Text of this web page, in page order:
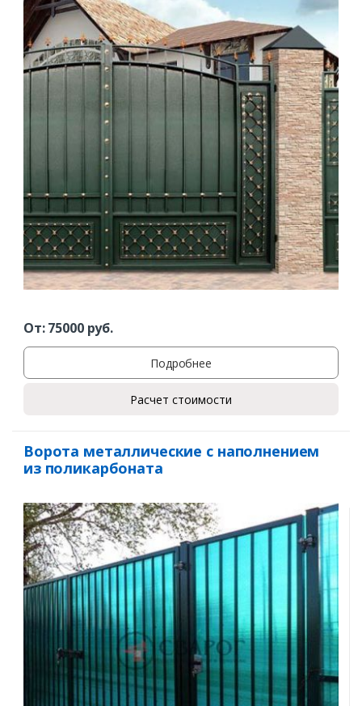
От:75000руб.
Подробнее
Расчет стоимости
Ворота металлические с наполнением
из поликарбоната